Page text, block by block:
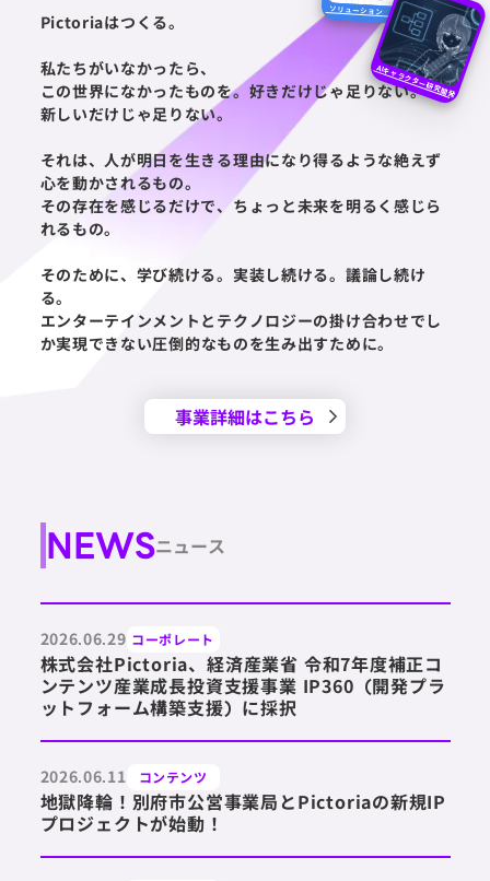
ソリューション
AIキャラクター研究開発
Pictoriaはつくる。
私たちがいなかったら、
この世界になかったものを。 好きだけじゃ足りない。
新しいだけじゃ足りない。
それは、人が明日を生きる理由になり得るような絶えず
心を動かされるもの。
その存在を感じるだけで、ちょっと未来を明るく感じら
れるもの。
そのために、学び続ける。実装し続ける。議論し続け
る。
エンターテインメントとテクノロジーの掛け合わせでし
か実現できない圧倒的なものを生み出すために。
事業詳細はこちら
NEWSニュース
2026.06.29 コーポレート
株式会社Pictoria、経済産業省 令和7年度補正コ
ンテンツ産業成長投資支援事業 IP360（開発プラ
ットフォーム構築支援）に採択
2026.06.11 コンテンツ
地獄降輪！別府市公営事業局とPictoriaの新規IP
プロジェクトが始動！